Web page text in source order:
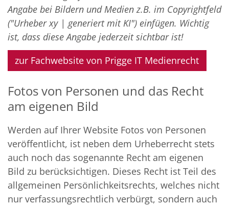
Angabe bei Bildern und Medien z.B. im Copyrightfeld
("Urheber xy | generiert mit KI") einfügen. Wichtig
ist, dass diese Angabe jederzeit sichtbar ist!
zur Fachwebsite von Prigge IT Medienrecht
Fotos von Personen und das Recht
am eigenen Bild
Werden auf Ihrer Website Fotos von Personen
veröffentlicht, ist neben dem Urheberrecht stets
auch noch das sogenannte Recht am eigenen
Bild zu berücksichtigen. Dieses Recht ist Teil des
allgemeinen Persönlichkeitsrechts, welches nicht
nur verfassungsrechtlich verbürgt, sondern auch